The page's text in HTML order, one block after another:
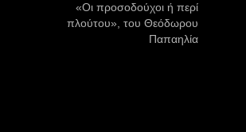
«Οι προσοδούχοι ή περί
πλούτου», του Θεόδωρου
Παπαηλία